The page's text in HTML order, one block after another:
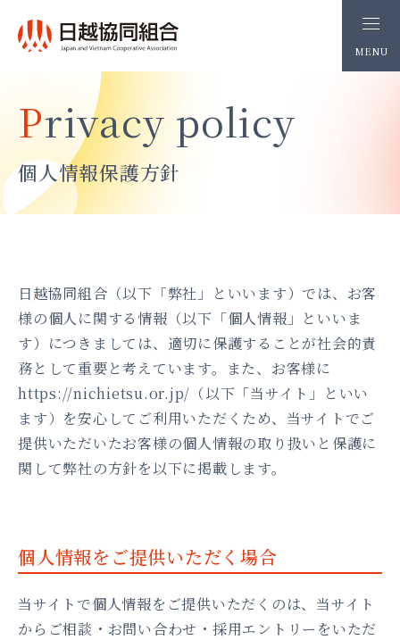
MENU
個人情報保護方針
Privacy policy
日越協同組合（以下「弊社」といいます）では、お客
様の個人に関する情報（以下「個人情報」といいま
す）につきましては、適切に保護することが社会的責
務として重要と考えています。また、お客様に
https://nichietsu.or.jp/（以下「当サイト」といい
ます）を安心してご利用いただくため、当サイトでご
提供いただいたお客様の個人情報の取り扱いと保護に
関して弊社の方針を以下に掲載します。
個人情報をご提供いただく場合
当サイトで個人情報をご提供いただくのは、当サイト
からご相談・お問い合わせ・採用エントリーをいただ